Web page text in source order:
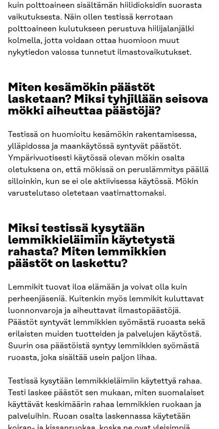
kuin polttoaineen sisältämän hiilidioksidin suorasta
vaikutuksesta. Näin ollen testissä kerrotaan
polttoaineen kulutukseen perustuva hiilijalanjälki
kolmella, jotta voidaan ottaa huomioon muut
nykytiedon valossa tunnetut ilmastovaikutukset.
Miten kesämökin päästöt
lasketaan? Miksi tyhjillään seisova
mökki aiheuttaa päästöjä?
Testissä on huomioitu kesämökin rakentamisessa,
ylläpidossa ja maankäytössä syntyvät päästöt.
Ympärivuotisesti käytössä olevan mökin osalta
oletuksena on, että mökissä on peruslämmitys päällä
silloinkin, kun se ei ole aktiivisessa käytössä. Mökin
varustelutaso oletetaan vaatimattomaksi.
Miksi testissä kysytään
lemmikkieläimiin käytetystä
rahasta? Miten lemmikkien
päästöt on laskettu?
Lemmikit tuovat iloa elämään ja voivat olla kuin
perheenjäseniä. Kuitenkin myös lemmikit kuluttavat
luonnonvaroja ja aiheuttavat ilmastopäästöjä.
Päästöt syntyvät lemmikkien syömästä ruoasta sekä
erilaisten muiden tuotteiden ja palvelujen käytöstä.
Suurin osa päästöistä syntyy lemmikkien syömästä
ruoasta, joka sisältää usein paljon lihaa.
Testissä kysytään lemmikkieläimiin käytettyä rahaa.
Testi laskee päästöt sen mukaan, miten suomalaiset
käyttävät keskimäärin rahaa lemmikkien ruokaan ja
palveluihin. Ruoan osalta laskennassa käytetään